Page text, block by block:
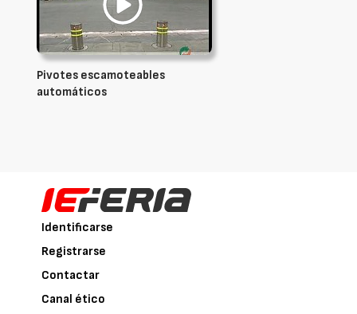
Pivotes escamoteables
automáticos
Identificarse
Registrarse
Contactar
Canal ético